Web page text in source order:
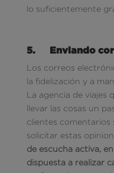
lo suficientemente
5. Enviando
Los correos
la fidelización y a
La agencia de viajes
llevar las cosas un
clientes comentarios
solicitar estas
de escucha activa,
dispuesta a realizar